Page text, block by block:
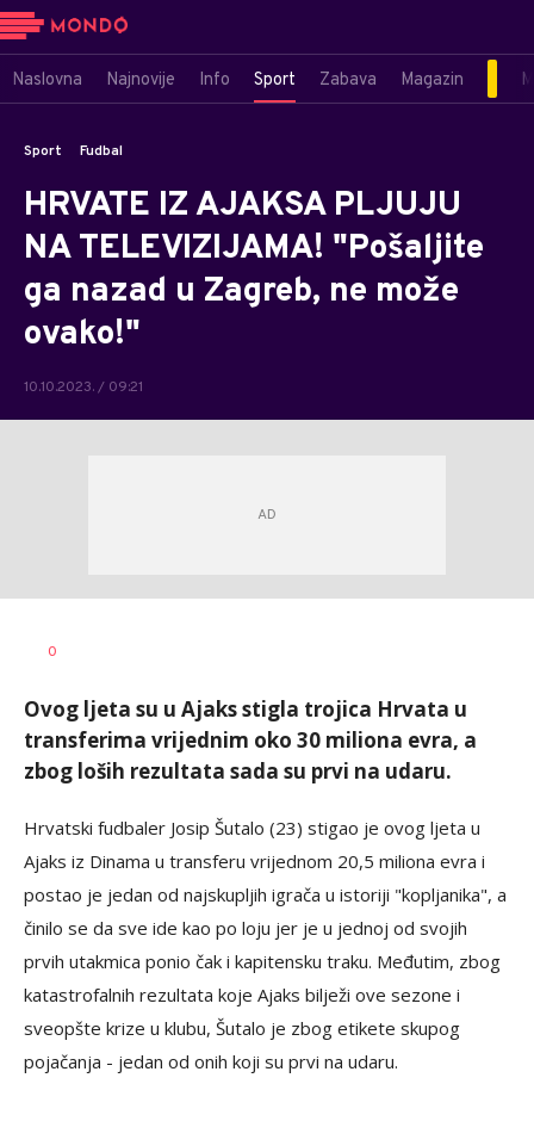
Naslovna Najnovije Info Sport Zabava Magazin
Sport Fudbal
HRVATE IZ AJAKSA PLJUJU
NA TELEVIZIJAMA! "Pošaljite
ga nazad u Zagreb, ne može
ovako!"
10.10.2023. / 09:21
AUTOR
0
Ovog ljeta su u Ajaks stigla trojica Hrvata u
transferima vrijednim oko 30 miliona evra, a
zbog loših rezultata sada su prvi na udaru.
Hrvatski fudbaler Josip Šutalo (23) stigao je ovog ljeta u
Ajaks iz Dinama u transferu vrijednom 20,5 miliona evra i
postao je jedan od najskupljih igrača u istoriji "kopljanika", a
činilo se da sve ide kao po loju jer je u jednoj od svojih
prvih utakmica ponio čak i kapitensku traku. Međutim, zbog
katastrofalnih rezultata koje Ajaks bilježi ove sezone i
sveopšte krize u klubu, Šutalo je zbog etikete skupog
pojačanja - jedan od onih koji su prvi na udaru.